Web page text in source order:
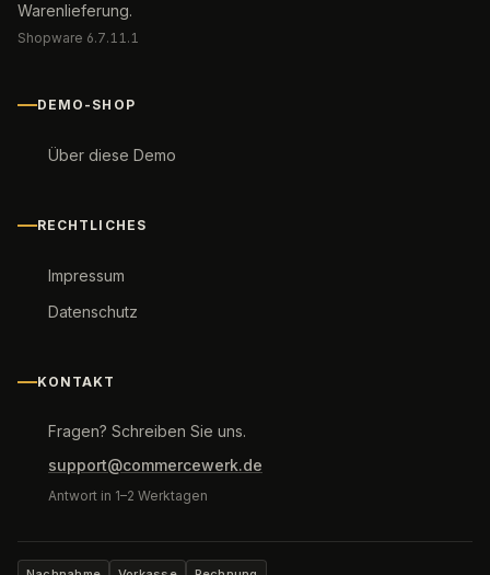
Warenlieferung.
Shopware 6.7.11.1
DEMO-SHOP
Über diese Demo
RECHTLICHES
Impressum
Datenschutz
KONTAKT
Fragen? Schreiben Sie uns.
support@commercewerk.de
Antwort in 1–2 Werktagen